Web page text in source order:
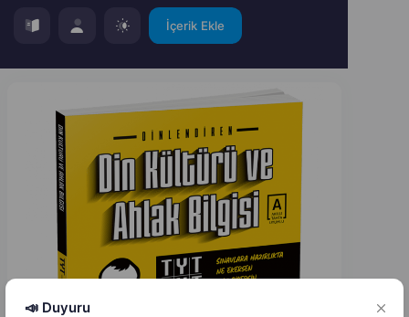
İçerik Ekle
📣 Duyuru